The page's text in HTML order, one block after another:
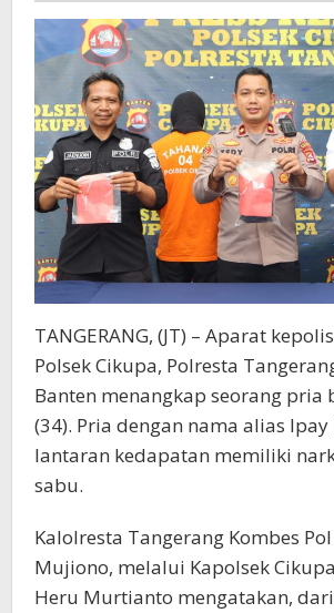
Calon
TANGERANG, (JT) – Aparat
Polsek Cikupa, Polresta
Banten menangkap seorang pria
(34). Pria dengan nama alias
lantaran kedapatan memiliki
sabu.
Kalolresta Tangerang Kombes
Mujiono, melalui Kapolsek
Heru Murtianto mengatakan, dari